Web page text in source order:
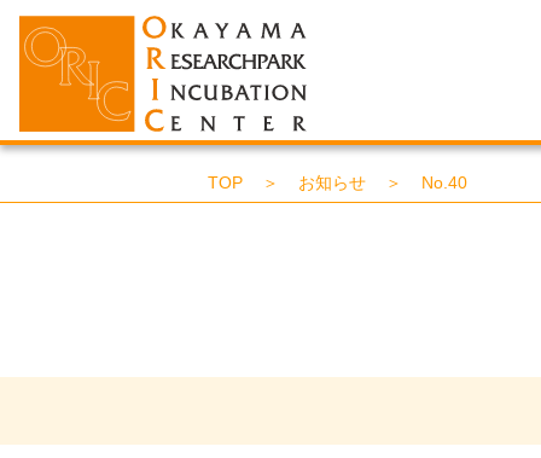
TOP ＞ お知らせ ＞ No.40